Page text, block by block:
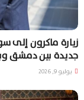
زيارة ماكرون إلى
جديدة بين دمشق
يوليو 9, 2026